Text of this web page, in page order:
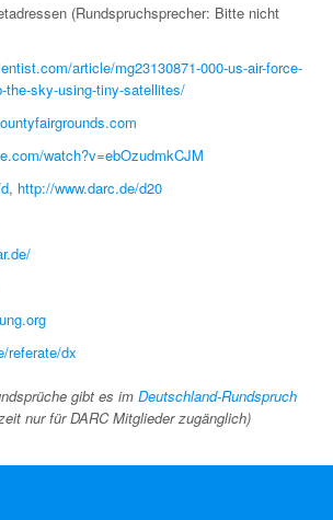
(Rundspruchsprecher: Bitte nicht
article/mg23130871-000-us-air-force-
the-sky-using-tiny-satellites/
watch?v=ebOzudmkCJM
, http://www.darc.de/d20
referate/dx
gibt es im Deutschland-Rundspruch
nur für DARC Mitglieder zugänglich)